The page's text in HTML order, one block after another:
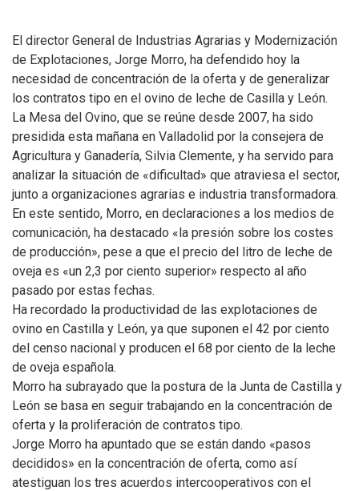
El director General de Industrias Agrarias y Modernización
de Explotaciones, Jorge Morro, ha defendido hoy la
necesidad de concentración de la oferta y de generalizar
los contratos tipo en el ovino de leche de Casilla y León.
La Mesa del Ovino, que se reúne desde 2007, ha sido
presidida esta mañana en Valladolid por la consejera de
Agricultura y Ganadería, Silvia Clemente, y ha servido para
analizar la situación de «dificultad» que atraviesa el sector,
junto a organizaciones agrarias e industria transformadora.
En este sentido, Morro, en declaraciones a los medios de
comunicación, ha destacado «la presión sobre los costes
de producción», pese a que el precio del litro de leche de
oveja es «un 2,3 por ciento superior» respecto al año
pasado por estas fechas.
Ha recordado la productividad de las explotaciones de
ovino en Castilla y León, ya que suponen el 42 por ciento
del censo nacional y producen el 68 por ciento de la leche
de oveja española.
Morro ha subrayado que la postura de la Junta de Castilla y
León se basa en seguir trabajando en la concentración de
oferta y la proliferación de contratos tipo.
Jorge Morro ha apuntado que se están dando «pasos
decididos» en la concentración de oferta, como así
atestiguan los tres acuerdos intercooperativos con el